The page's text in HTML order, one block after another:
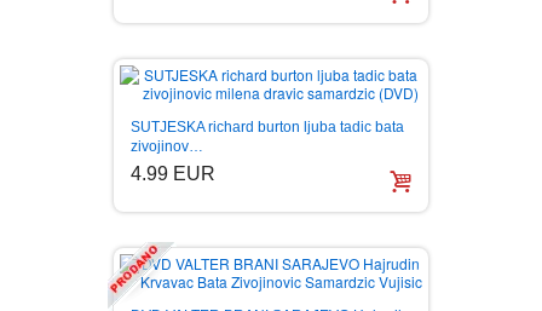
SUTJESKA richard burton ljuba tadic bata
zivojinov…
4.99 EUR